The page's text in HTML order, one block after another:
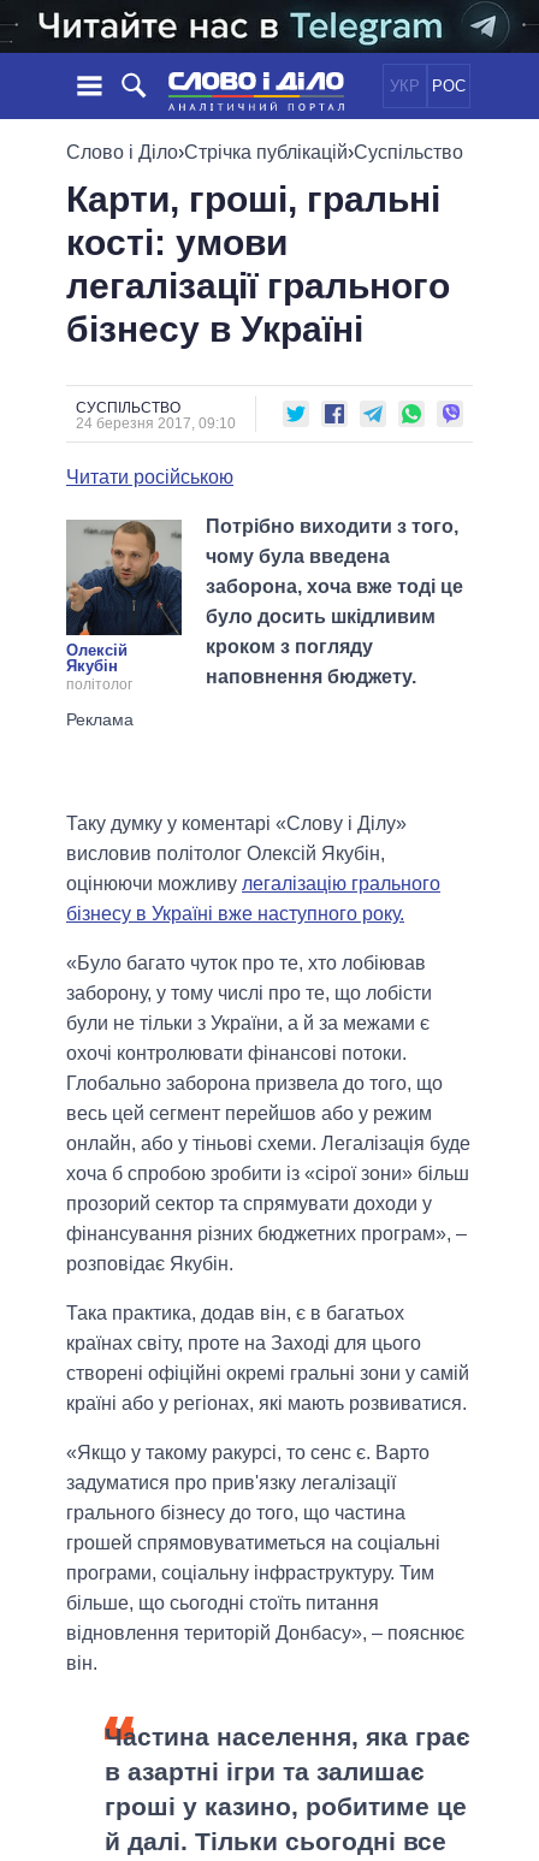
УКР РОС
НОВИНИ
СТРІЧКА
ПОДІЇ
СТАТТІ
ДУМКИ
ОГЛЯДИ
ДАЙДЖЕСТИ
ПОЛІТИКА
СУСПІЛЬСТВО
СВІТ
ОБIЦЯНКИ
ПОЛIТИКИ
УСІ ПОЛІТИКИ
ПРЕЗИДЕНТ І ОФІС
ВЕРХОВНА РАДА
КАБІНЕТ МІНІСТРІВ
МЕРИ МІСТ
ВСІ ПЕРСОНИ
ІНФОГРАФІКА
ПІДТРИМАТИ
ПОРІВНЯННЯ ПОЛІТИКІВ
Слово і Діло›Стрічка публікацій›Суспільство
Карти, гроші, гральні
кості: умови
легалізації грального
бізнесу в Україні
СУСПІЛЬСТВО
24 березня 2017, 09:10
Читати російською
Олексій
Якубін
політолог
Потрібно виходити з того,
чому була введена
заборона, хоча вже тоді це
було досить шкідливим
кроком з погляду
наповнення бюджету.
Таку думку у коментарі «Слову і Ділу»
висловив політолог Олексій Якубін,
оцінюючи можливу легалізацію грального
бізнесу в Україні вже наступного року.
«Було багато чуток про те, хто лобіював
заборону, у тому числі про те, що лобісти
були не тільки з України, а й за межами є
охочі контролювати фінансові потоки.
Глобально заборона призвела до того, що
весь цей сегмент перейшов або у режим
онлайн, або у тіньові схеми. Легалізація буде
хоча б спробою зробити із «сірої зони» більш
прозорий сектор та спрямувати доходи у
фінансування різних бюджетних програм», –
розповідає Якубін.
Така практика, додав він, є в багатьох
країнах світу, проте на Заході для цього
створені офіційні окремі гральні зони у самій
країні або у регіонах, які мають розвиватися.
«Якщо у такому ракурсі, то сенс є. Варто
задуматися про прив'язку легалізації
грального бізнесу до того, що частина
грошей спрямовуватиметься на соціальні
програми, соціальну інфраструктуру. Тим
більше, що сьогодні стоїть питання
відновлення територій Донбасу», – пояснює
він.
Частина населення, яка грає
в азартні ігри та залишає
гроші у казино, робитиме це
й далі. Тільки сьогодні все